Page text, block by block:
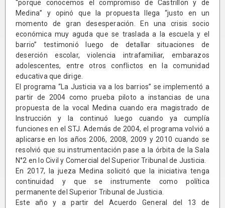
“porque conocemos el compromiso de Castrillon y de
Medina” y opinó que la propuesta llega “justo en un
momento de gran desesperación. En una crisis socio
económica muy aguda que se traslada a la escuela y el
barrio” testimonió luego de detallar situaciones de
deserción escolar, violencia intrafamiliar, embarazos
adolescentes, entre otros conflictos en la comunidad
educativa que dirige.
El programa “La Justicia va a los barrios” se implementó a
partir de 2004 como prueba piloto a instancias de una
propuesta de la vocal Medina cuando era magistrado de
Instrucción y la continuó luego cuando ya cumplía
funciones en el STJ. Además de 2004, el programa volvió a
aplicarse en los años 2006, 2008, 2009 y 2010 cuando se
resolvió que su instrumentación pase a la órbita de la Sala
N°2 en lo Civil y Comercial del Superior Tribunal de Justicia.
En 2017, la jueza Medina solicitó que la iniciativa tenga
continuidad y que se instrumente como política
permanente del Superior Tribunal de Justicia.
Este año y a partir del Acuerdo General del 13 de